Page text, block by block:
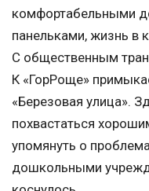
комфортабельными
панельками, жизнь в
С общественным
К «ГорРоще»
«Березовая улица».
похвастаться
упомянуть о
дошкольными